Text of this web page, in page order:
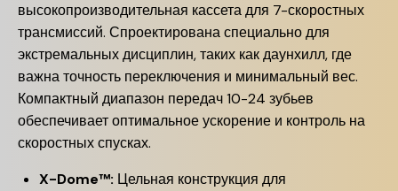
высокопроизводительная кассета для 7-скоростных
трансмиссий. Спроектирована специально для
экстремальных дисциплин, таких как даунхилл, где
важна точность переключения и минимальный вес.
Компактный диапазон передач 10-24 зубьев
обеспечивает оптимальное ускорение и контроль на
скоростных спусках.
X-Dome™: Цельная конструкция для